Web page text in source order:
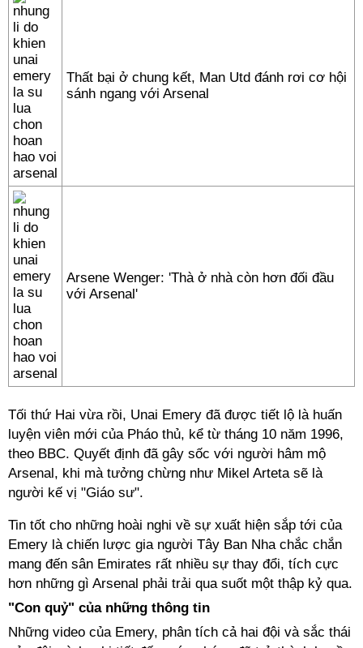
Thất bại ở chung kết, Man Utd đánh rơi cơ hội
sánh ngang với Arsenal
Arsene Wenger: 'Thà ở nhà còn hơn đối đầu
với Arsenal'
Tối thứ Hai vừa rồi, Unai Emery đã được tiết lộ là huấn
luyện viên mới của Pháo thủ, kể từ tháng 10 năm 1996,
theo BBC. Quyết định đã gây sốc với người hâm mộ
Arsenal, khi mà tưởng chừng như Mikel Arteta sẽ là
người kế vị "Giáo sư".
Tin tốt cho những hoài nghi về sự xuất hiện sắp tới của
Emery là chiến lược gia người Tây Ban Nha chắc chắn
mang đến sân Emirates rất nhiều sự thay đổi, tích cực
hơn những gì Arsenal phải trải qua suốt một thập kỷ qua.
"Con quỷ" của những thông tin
Những video của Emery, phân tích cả hai đội và sắc thái